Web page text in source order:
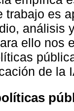
trabajo es
análisis
ello nos
de la